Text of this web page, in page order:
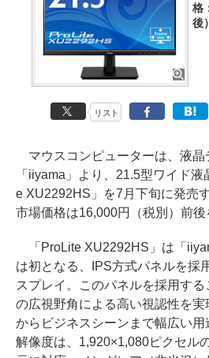
格
後）
リスト
マウスコンピューターは、液晶
「iiyama」より、21.5型ワイド
e XU2292HS」を7月下旬に発売
市場価格は16,000円（税別）前後
「ProLite XU2292HS」は「
は初となる、IPS方式パネルを採
スプレイ。このパネルを採用す
の広視野角による高い視認性を
からビジネスシーンまで幅広い
解像度は、1,920×1,080ピクセル